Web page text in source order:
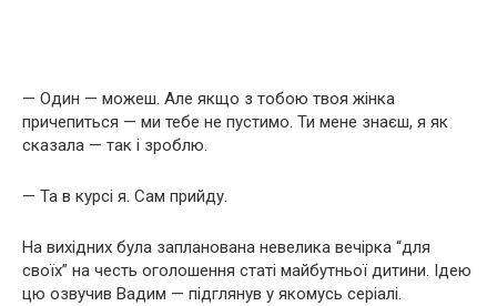
— Один — можеш. Але якщо з тобою твоя жінка
причепиться — ми тебе не пустимо. Ти мене знаєш, я як
сказала — так і зроблю.
— Та в курсі я. Сам прийду.
На вихідних була запланована невелика вечірка “для
своїх” на честь оголошення статі майбутньої дитини. Ідею
цю озвучив Вадим — підглянув у якомусь серіалі.